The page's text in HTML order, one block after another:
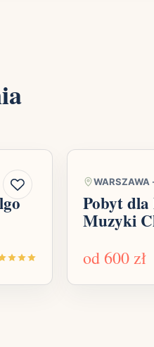
WARSZAWA ·
Pobyt
Muzyki
od600 zł